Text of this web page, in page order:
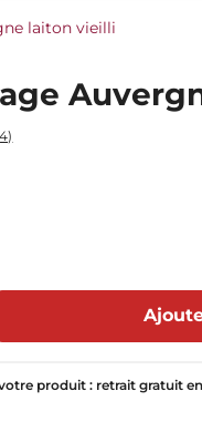
laiton vieilli
produit : retrait gratuit